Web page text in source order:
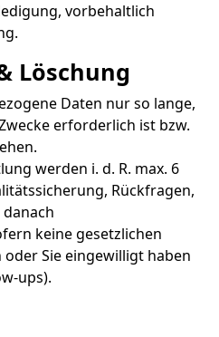
vorbehaltlich
Löschung
Daten nur so lange,
erforderlich ist bzw.
werden i. d. R. max. 6
Rückfragen,
keine gesetzlichen
Sie eingewilligt haben
ups).